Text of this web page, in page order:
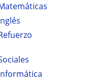
Matemáticas
Inglés
Refuerzo
Sociales
Informática